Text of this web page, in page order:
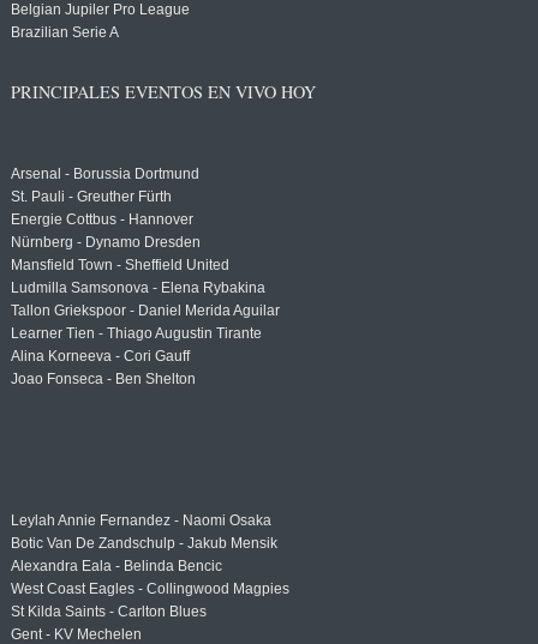
Belgian Jupiler Pro League
Brazilian Serie A
PRINCIPALES EVENTOS EN VIVO HOY
Arsenal - Borussia Dortmund
St. Pauli - Greuther Fürth
Energie Cottbus - Hannover
Nürnberg - Dynamo Dresden
Mansfield Town - Sheffield United
Ludmilla Samsonova - Elena Rybakina
Tallon Griekspoor - Daniel Merida Aguilar
Learner Tien - Thiago Augustin Tirante
Alina Korneeva - Cori Gauff
Joao Fonseca - Ben Shelton
Leylah Annie Fernandez - Naomi Osaka
Botic Van De Zandschulp - Jakub Mensik
Alexandra Eala - Belinda Bencic
West Coast Eagles - Collingwood Magpies
St Kilda Saints - Carlton Blues
Gent - KV Mechelen